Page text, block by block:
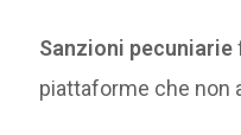
Sanzioni pecuniarie
piattaforme che non